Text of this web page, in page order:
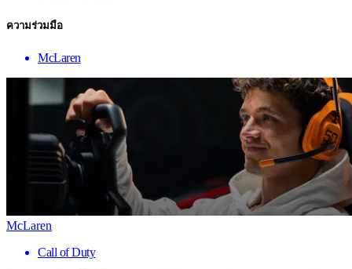
ความร่วมมือ
McLaren
McLaren
Call of Duty